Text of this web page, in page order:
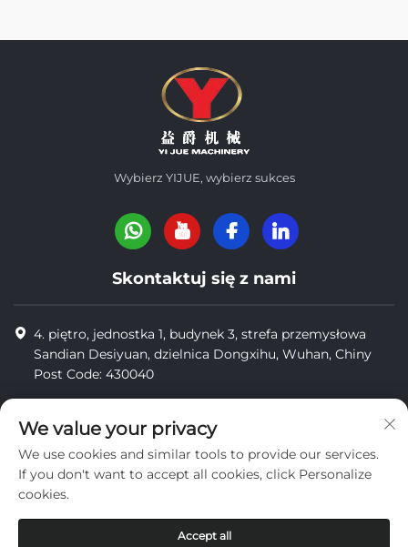
Wybierz YIJUE, wybierz sukces
Skontaktuj się z nami
4. piętro, jednostka 1, budynek 3, strefa przemysłowa
Sandian Desiyuan, dzielnica Dongxihu, Wuhan, Chiny
Post Code: 430040
8618971664820
[email protected]
prywatność
We value your privacy
We use cookies and similar tools to provide our services.
If you don't want to accept all cookies, click Personalize
cookies.
Accept all